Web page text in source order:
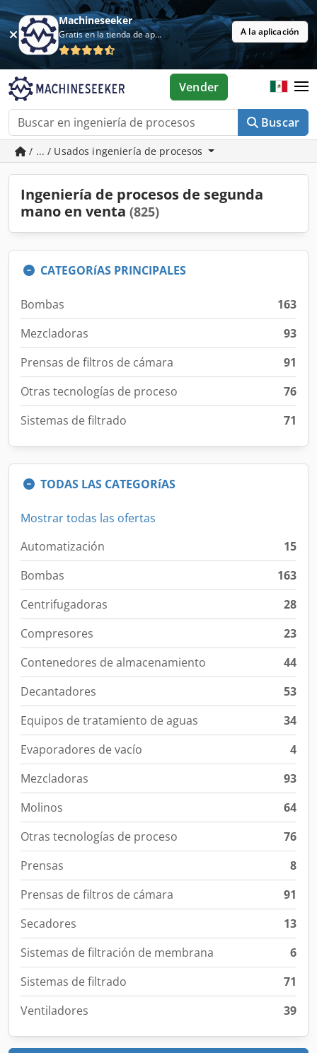
Machineseeker
Gratis en la tienda de aplicaciones A la aplicación
Buscar
Vender
/ ... / Usados ingeniería de procesos
Ingeniería de procesos de segunda
mano en venta (825)
CATEGORíAS PRINCIPALES
Bombas
163
Mezcladoras
93
Prensas de filtros de cámara
91
Otras tecnologías de proceso
76
Sistemas de filtrado
71
TODAS LAS CATEGORíAS
Mostrar todas las ofertas
Automatización
15
Bombas
163
Centrifugadoras
28
Compresores
23
Contenedores de almacenamiento
44
Decantadores
53
Equipos de tratamiento de aguas
34
Evaporadores de vacío
4
Mezcladoras
93
Molinos
64
Otras tecnologías de proceso
76
Prensas
8
Prensas de filtros de cámara
91
Secadores
13
Sistemas de filtración de membrana
6
Sistemas de filtrado
71
Ventiladores
39